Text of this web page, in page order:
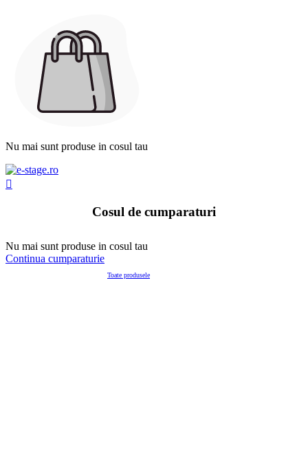
Nu mai sunt produse in cosul tau

Cosul de cumparaturi
Nu mai sunt produse in cosul tau
Continua cumparaturie
Toate produsele